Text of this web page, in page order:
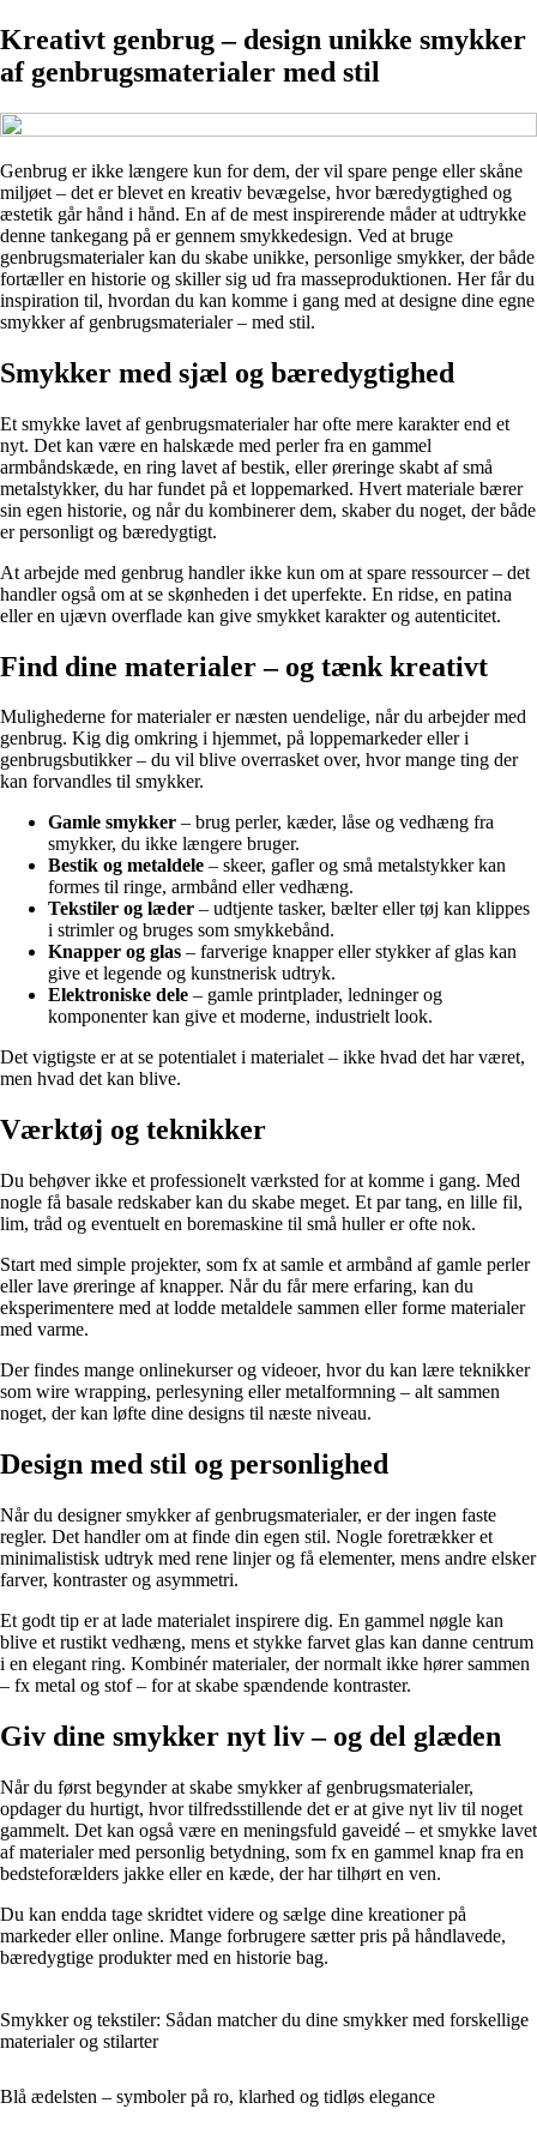
Kreativt genbrug – design unikke smykker
af genbrugsmaterialer med stil
Genbrug er ikke længere kun for dem, der vil spare penge eller skåne
miljøet – det er blevet en kreativ bevægelse, hvor bæredygtighed og
æstetik går hånd i hånd. En af de mest inspirerende måder at udtrykke
denne tankegang på er gennem smykkedesign. Ved at bruge
genbrugsmaterialer kan du skabe unikke, personlige smykker, der både
fortæller en historie og skiller sig ud fra masseproduktionen. Her får du
inspiration til, hvordan du kan komme i gang med at designe dine egne
smykker af genbrugsmaterialer – med stil.
Smykker med sjæl og bæredygtighed
Et smykke lavet af genbrugsmaterialer har ofte mere karakter end et
nyt. Det kan være en halskæde med perler fra en gammel
armbåndskæde, en ring lavet af bestik, eller øreringe skabt af små
metalstykker, du har fundet på et loppemarked. Hvert materiale bærer
sin egen historie, og når du kombinerer dem, skaber du noget, der både
er personligt og bæredygtigt.
At arbejde med genbrug handler ikke kun om at spare ressourcer – det
handler også om at se skønheden i det uperfekte. En ridse, en patina
eller en ujævn overflade kan give smykket karakter og autenticitet.
Find dine materialer – og tænk kreativt
Mulighederne for materialer er næsten uendelige, når du arbejder med
genbrug. Kig dig omkring i hjemmet, på loppemarkeder eller i
genbrugsbutikker – du vil blive overrasket over, hvor mange ting der
kan forvandles til smykker.
Gamle smykker – brug perler, kæder, låse og vedhæng fra
smykker, du ikke længere bruger.
Bestik og metaldele – skeer, gafler og små metalstykker kan
formes til ringe, armbånd eller vedhæng.
Tekstiler og læder – udtjente tasker, bælter eller tøj kan klippes
i strimler og bruges som smykkebånd.
Knapper og glas – farverige knapper eller stykker af glas kan
give et legende og kunstnerisk udtryk.
Elektroniske dele – gamle printplader, ledninger og
komponenter kan give et moderne, industrielt look.
Det vigtigste er at se potentialet i materialet – ikke hvad det har været,
men hvad det kan blive.
Værktøj og teknikker
Du behøver ikke et professionelt værksted for at komme i gang. Med
nogle få basale redskaber kan du skabe meget. Et par tang, en lille fil,
lim, tråd og eventuelt en boremaskine til små huller er ofte nok.
Start med simple projekter, som fx at samle et armbånd af gamle perler
eller lave øreringe af knapper. Når du får mere erfaring, kan du
eksperimentere med at lodde metaldele sammen eller forme materialer
med varme.
Der findes mange onlinekurser og videoer, hvor du kan lære teknikker
som wire wrapping, perlesyning eller metalformning – alt sammen
noget, der kan løfte dine designs til næste niveau.
Design med stil og personlighed
Når du designer smykker af genbrugsmaterialer, er der ingen faste
regler. Det handler om at finde din egen stil. Nogle foretrækker et
minimalistisk udtryk med rene linjer og få elementer, mens andre elsker
farver, kontraster og asymmetri.
Et godt tip er at lade materialet inspirere dig. En gammel nøgle kan
blive et rustikt vedhæng, mens et stykke farvet glas kan danne centrum
i en elegant ring. Kombinér materialer, der normalt ikke hører sammen
– fx metal og stof – for at skabe spændende kontraster.
Giv dine smykker nyt liv – og del glæden
Når du først begynder at skabe smykker af genbrugsmaterialer,
opdager du hurtigt, hvor tilfredsstillende det er at give nyt liv til noget
gammelt. Det kan også være en meningsfuld gaveidé – et smykke lavet
af materialer med personlig betydning, som fx en gammel knap fra en
bedsteforælders jakke eller en kæde, der har tilhørt en ven.
Du kan endda tage skridtet videre og sælge dine kreationer på
markeder eller online. Mange forbrugere sætter pris på håndlavede,
bæredygtige produkter med en historie bag.
Smykker og tekstiler: Sådan matcher du dine smykker med forskellige
materialer og stilarter
Blå ædelsten – symboler på ro, klarhed og tidløs elegance